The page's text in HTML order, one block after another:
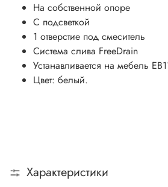
На собственной опоре
С подсветкой
1 отверстие под смеситель
Система слива FreeDrain
Устанавливается на мебель
Цвет: белый.
Характеристики